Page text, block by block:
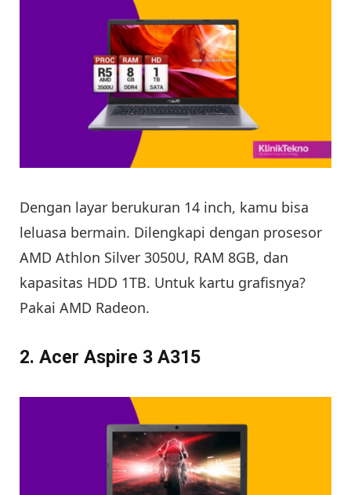
Dengan layar berukuran 14 inch, kamu bisa
leluasa bermain. Dilengkapi dengan prosesor
AMD Athlon Silver 3050U, RAM 8GB, dan
kapasitas HDD 1TB. Untuk kartu grafisnya?
Pakai AMD Radeon.
2. Acer Aspire 3 A315